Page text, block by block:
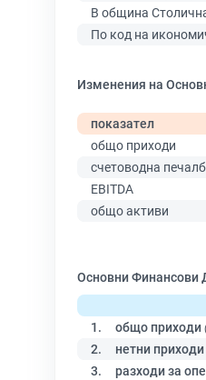
В община
По код на
Изменения на
показател
общо приходи
счетоводна
EBITDA
общо активи
Основни Финансови
1.
общо приходи
2. нетни
3. разходи за